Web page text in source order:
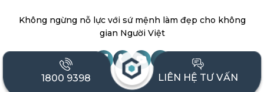
Không ngừng nỗ lực với sứ mệnh làm đẹp cho không
gian Người Việt
1800 9398 LIÊN HỆ TƯ VẤN